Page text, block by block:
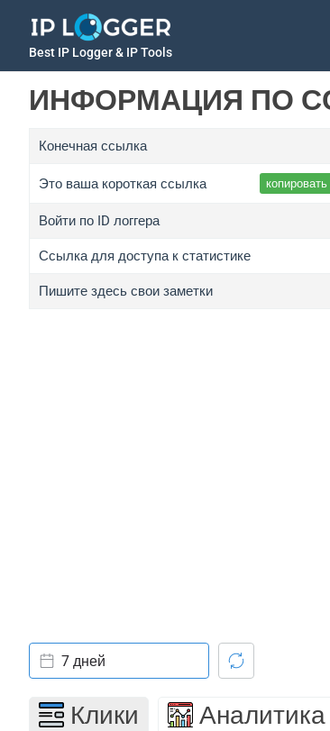
Best IP Logger & IP Tools
ИНФОРМАЦИЯ ПО
Конечная ссылка
Это ваша короткая ссылка копировать
Войти по ID логгера
Ссылка для доступа к статистике
Пишите здесь свои заметки
7 дней
Клики Аналитика